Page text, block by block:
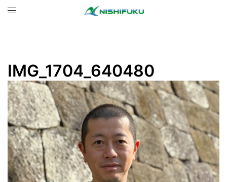
ト
ニ
ュ
ー
IMG_1704_640480